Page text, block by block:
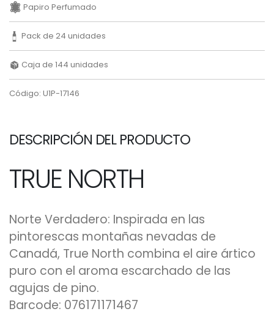
Papiro Perfumado
Pack de 24 unidades
Caja de 144 unidades
Código: U1P-17146
DESCRIPCIÓN DEL PRODUCTO
TRUE NORTH
Norte Verdadero: Inspirada en las
pintorescas montañas nevadas de
Canadá, True North combina el aire ártico
puro con el aroma escarchado de las
agujas de pino.
Barcode: 076171171467